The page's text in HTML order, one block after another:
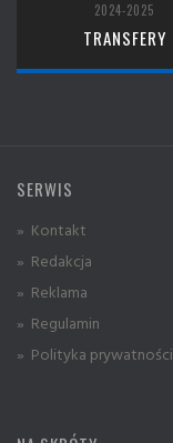
2024-2025
TRANSFERY
SERWIS
» Kontakt
» Redakcja
» Reklama
» Regulamin
» Polityka prywatności